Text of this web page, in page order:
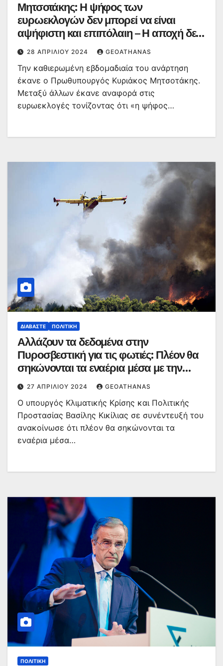
Μητσοτάκης: Η ψήφος των
ευρωεκλογών δεν μπορεί να είναι
αψήφιστη και επιπόλαιη – Η αποχή δεν
είναι απάντηση
28 ΑΠΡΙΛΊΟΥ 2024 GEOATHANAS
Την καθιερωμένη εβδομαδιαία του ανάρτηση
έκανε ο Πρωθυπουργός Κυριάκος Μητσοτάκης.
Μεταξύ άλλων έκανε αναφορά στις
ευρωεκλογές τονίζοντας ότι «η ψήφος…
ΔΙΑΒΆΣΤΕ ΠΟΛΙΤΙΚΉ
Αλλάζουν τα δεδομένα στην
Πυροσβεστική για τις φωτιές: Πλέον θα
σηκώνονται τα εναέρια μέσα με την
έναρξή τους
27 ΑΠΡΙΛΊΟΥ 2024 GEOATHANAS
Ο υπουργός Κλιματικής Κρίσης και Πολιτικής
Προστασίας Βασίλης Κικίλιας σε συνέντευξή του
ανακοίνωσε ότι πλέον θα σηκώνονται τα
εναέρια μέσα…
ΠΟΛΙΤΙΚΉ